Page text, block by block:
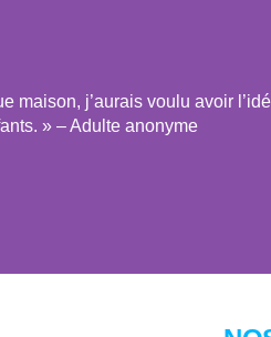
maison, j’aurais voulu avoir
» – Adulte anonyme